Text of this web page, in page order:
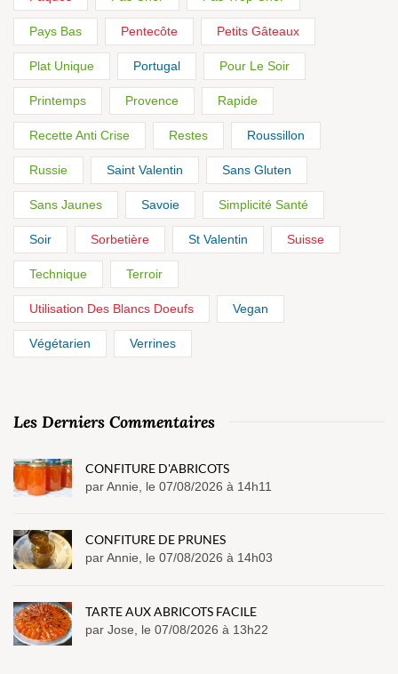
Pays Bas Pentecôte Petits Gâteaux
Plat Unique Portugal Pour Le Soir
Printemps Provence Rapide
Recette Anti Crise Restes Roussillon
Russie Saint Valentin Sans Gluten
Sans Jaunes Savoie Simplicité Santé
Soir Sorbetière St Valentin Suisse
Technique Terroir
Utilisation Des Blancs Doeufs Vegan
Végétarien Verrines
Les Derniers Commentaires
CONFITURE D'ABRICOTS
par Annie, le 07/08/2026 à 14h11
CONFITURE DE PRUNES
par Annie, le 07/08/2026 à 14h03
TARTE AUX ABRICOTS FACILE
par Jose, le 07/08/2026 à 13h22